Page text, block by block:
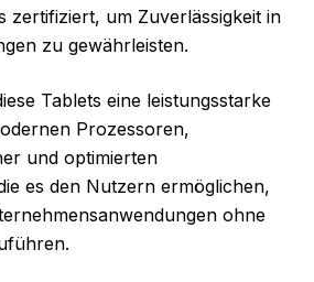
zertifiziert, um Zuverlässigkeit in
zu gewährleisten.
Tablets eine leistungsstarke
Prozessoren,
und optimierten
es den Nutzern ermöglichen,
ohne